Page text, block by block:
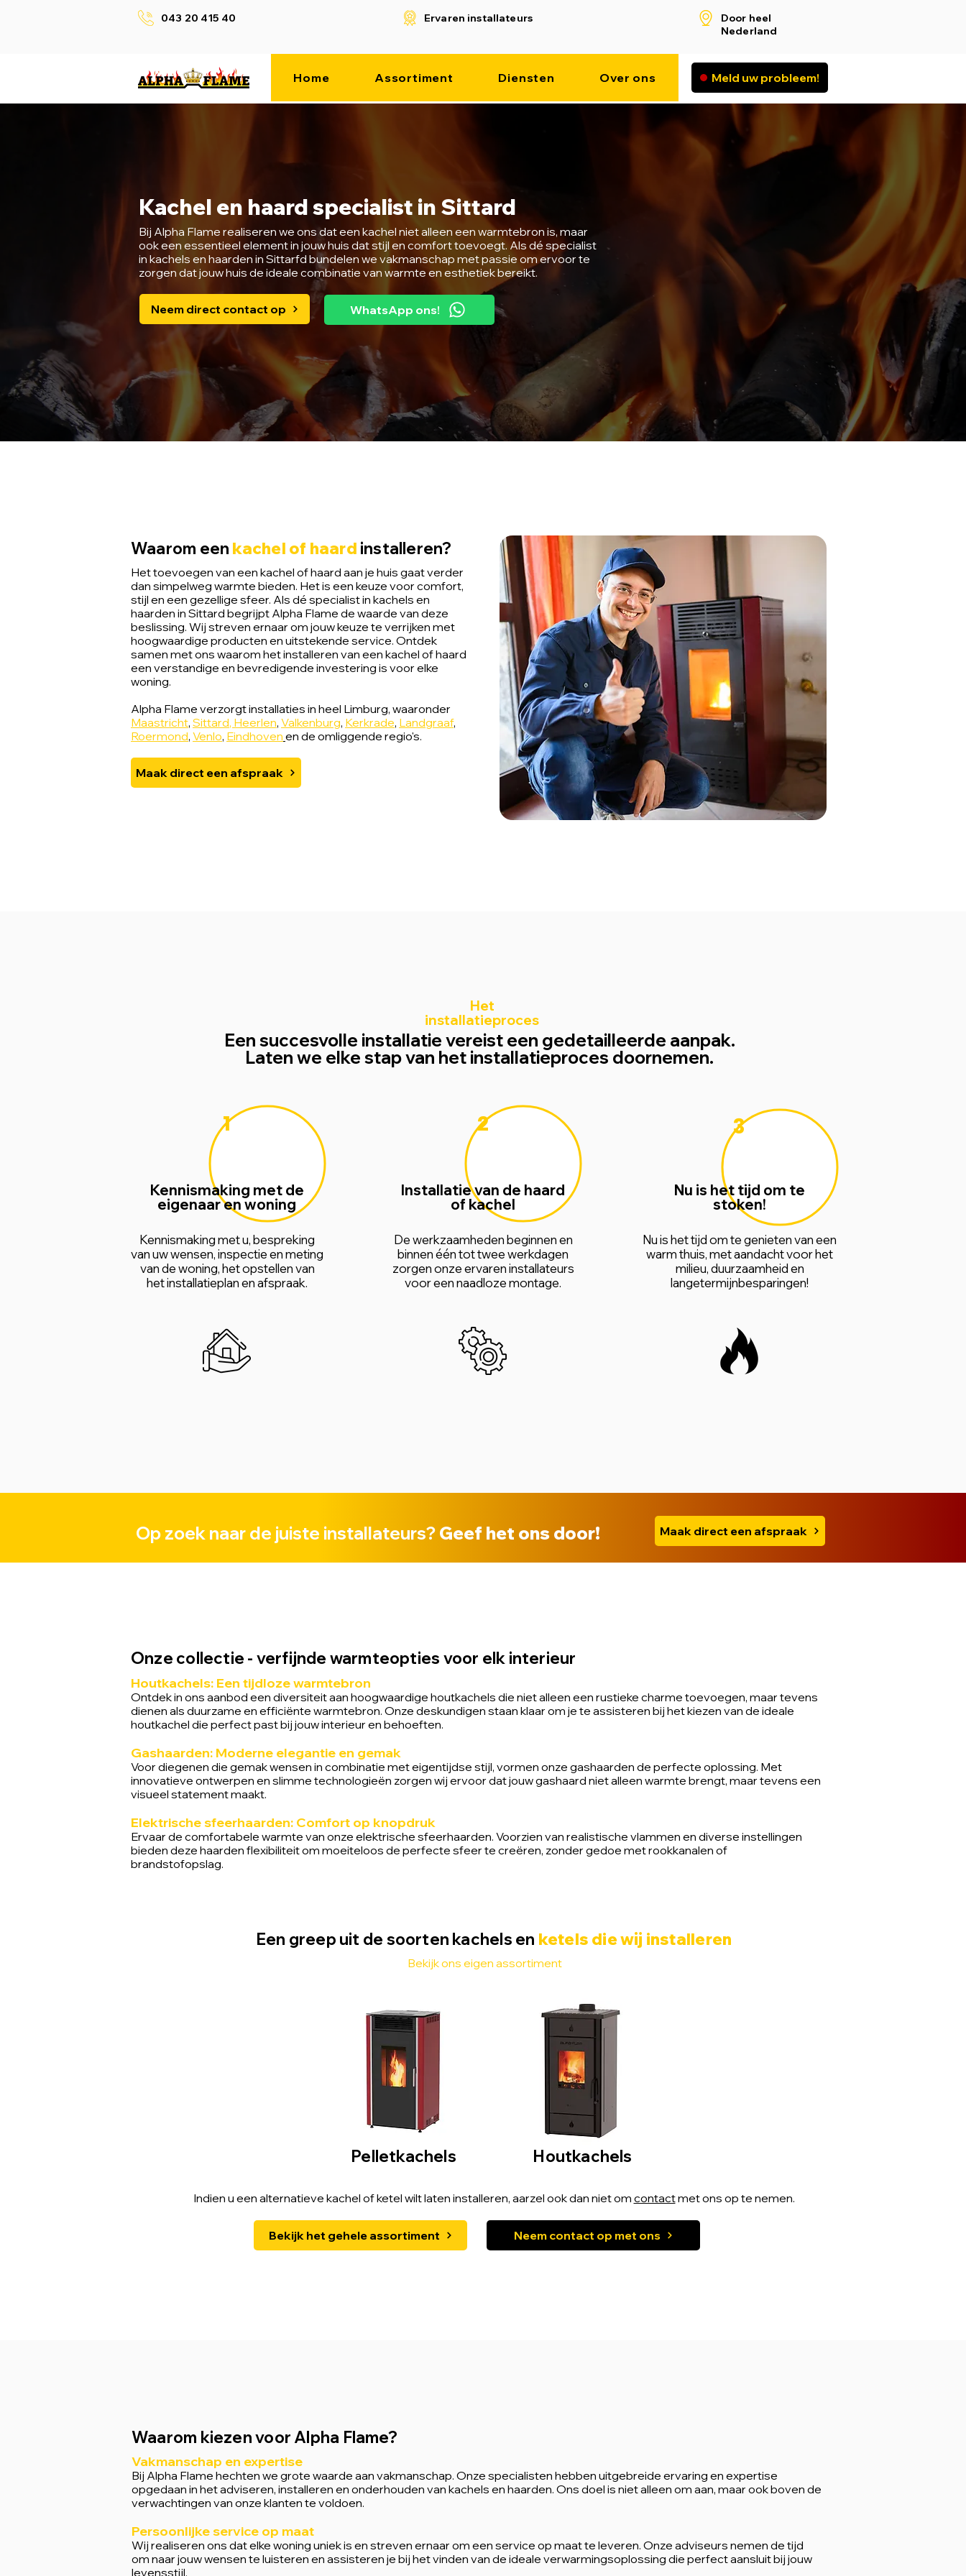
043 20 415 40 Ervaren installateurs
Door heel
Nederland
Home Assortiment Diensten Over ons Meld uw probleem!
Kachel en haard specialist in Sittard
Bij Alpha Flame realiseren we ons dat een kachel niet alleen een warmtebron is, maar
ook een essentieel element in jouw huis dat stijl en comfort toevoegt. Als dé specialist
in kachels en haarden in Sittarfd bundelen we vakmanschap met passie om ervoor te
zorgen dat jouw huis de ideale combinatie van warmte en esthetiek bereikt.
Neem direct contact op WhatsApp ons!
Waarom een kachel of haard installeren?
Het toevoegen van een kachel of haard aan je huis gaat verder
dan simpelweg warmte bieden. Het is een keuze voor comfort,
stijl en een gezellige sfeer. Als dé specialist in kachels en
haarden in Sittard begrijpt Alpha Flame de waarde van deze
beslissing. Wij streven ernaar om jouw keuze te verrijken met
hoogwaardige producten en uitstekende service. Ontdek
samen met ons waarom het installeren van een kachel of haard
een verstandige en bevredigende investering is voor elke
woning.
Alpha Flame verzorgt installaties in heel Limburg, waaronder
Maastricht, Sittard, Heerlen, Valkenburg, Kerkrade, Landgraaf,
Roermond, Venlo, Eindhoven en de omliggende regio's.
Maak direct een afspraak
Het
installatieproces
Een succesvolle installatie vereist een gedetailleerde aanpak.
Laten we elke stap van het installatieproces doornemen.
1
Kennismaking met de
eigenaar en woning
Kennismaking met u, bespreking
van uw wensen, inspectie en meting
van de woning, het opstellen van
het installatieplan en afspraak.
2
Installatie van de haard
of kachel
De werkzaamheden beginnen en
binnen één tot twee werkdagen
zorgen onze ervaren installateurs
voor een naadloze montage.
3
Nu is het tijd om te
stoken!
Nu is het tijd om te genieten van een
warm thuis, met aandacht voor het
milieu, duurzaamheid en
langetermijnbesparingen!
Op zoek naar de juiste installateurs? Geef het ons door! Maak direct een afspraak
Onze collectie - verfijnde warmteopties voor elk interieur
Houtkachels: Een tijdloze warmtebron
Ontdek in ons aanbod een diversiteit aan hoogwaardige houtkachels die niet alleen een rustieke charme toevoegen, maar tevens
dienen als duurzame en efficiënte warmtebron. Onze deskundigen staan klaar om je te assisteren bij het kiezen van de ideale
houtkachel die perfect past bij jouw interieur en behoeften.
Gashaarden: Moderne elegantie en gemak
Voor diegenen die gemak wensen in combinatie met eigentijdse stijl, vormen onze gashaarden de perfecte oplossing. Met
innovatieve ontwerpen en slimme technologieën zorgen wij ervoor dat jouw gashaard niet alleen warmte brengt, maar tevens een
visueel statement maakt.
Elektrische sfeerhaarden: Comfort op knopdruk
Ervaar de comfortabele warmte van onze elektrische sfeerhaarden. Voorzien van realistische vlammen en diverse instellingen
bieden deze haarden flexibiliteit om moeiteloos de perfecte sfeer te creëren, zonder gedoe met rookkanalen of
brandstofopslag.
Een greep uit de soorten kachels en ketels die wij installeren
Bekijk ons eigen assortiment
​Pelletkachels Houtkachels
Indien u een alternatieve kachel of ketel wilt laten installeren, aarzel ook dan niet om contactmet ons op te nemen.
Bekijk het gehele assortiment Neem contact op met ons
Waarom kiezen voor Alpha Flame?
Vakmanschap en expertise
Bij Alpha Flame hechten we grote waarde aan vakmanschap. Onze specialisten hebben uitgebreide ervaring en expertise
opgedaan in het adviseren, installeren en onderhouden van kachels en haarden. Ons doel is niet alleen om aan, maar ook boven de
verwachtingen van onze klanten te voldoen.
Persoonlijke service op maat
Wij realiseren ons dat elke woning uniek is en streven ernaar om een service op maat te leveren. Onze adviseurs nemen de tijd
om naar jouw wensen te luisteren en assisteren je bij het vinden van de ideale verwarmingsoplossing die perfect aansluit bij jouw
levensstijl.